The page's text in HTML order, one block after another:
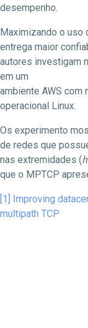
desempenho.
Maximizando o uso
entrega maior
autores investigam
em um
ambiente AWS com
operacional Linux.
Os experimento
de redes que
nas extremidades (
que o MPTCP
[1] Improving
multipath TCP